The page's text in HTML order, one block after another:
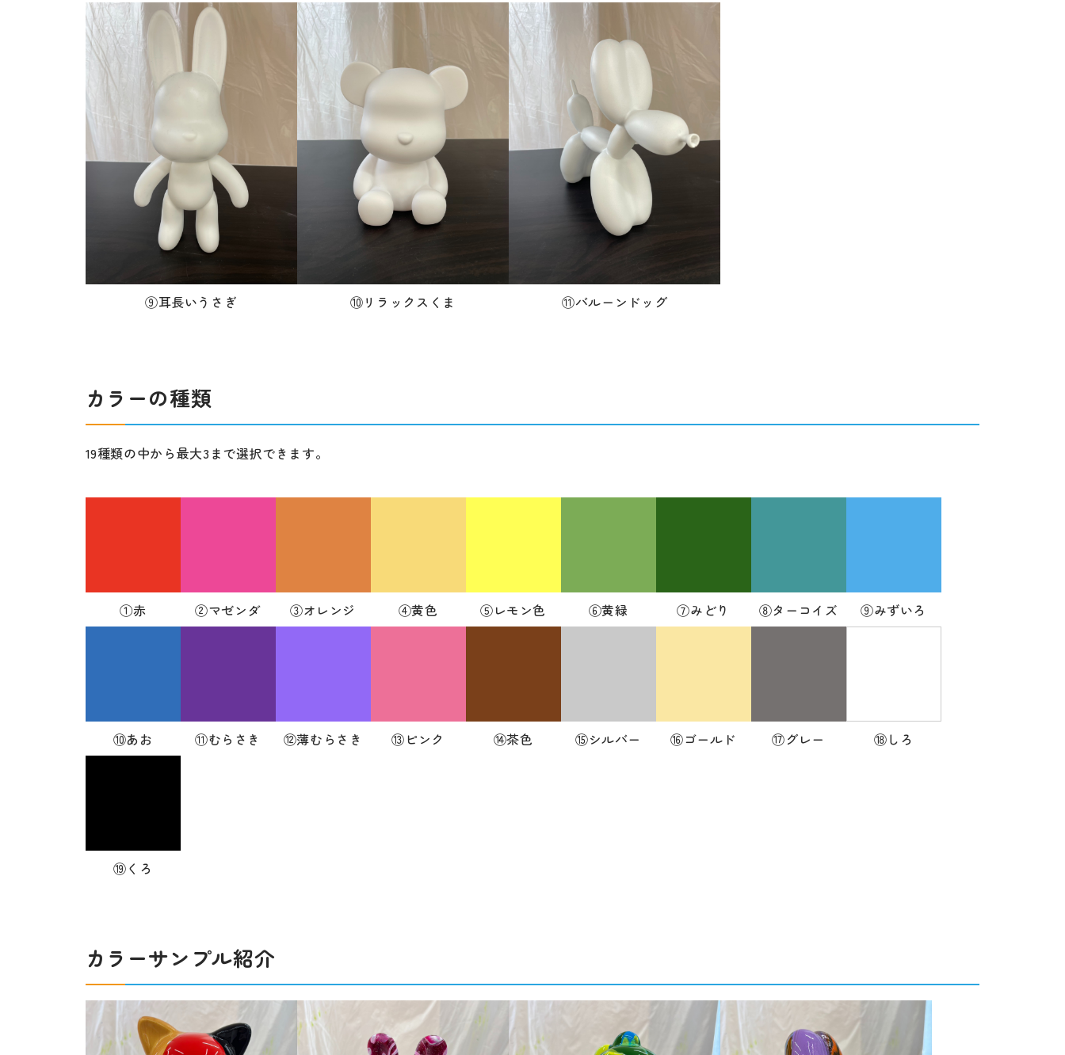
⑨耳長いうさぎ ⑩リラックスくま ⑪バルーンドッグ
カラーの種類
19種類の中から最大3まで選択できます。
①赤 ②マゼンダ ③オレンジ ④黄色 ⑤レモン色 ⑥黄緑 ⑦みどり ⑧ターコイズ ⑨みずいろ
⑩あお ⑪むらさき ⑫薄むらさき ⑬ピンク ⑭茶色 ⑮シルバー ⑯ゴールド ⑰グレー ⑱しろ
⑲くろ
カラーサンプル紹介